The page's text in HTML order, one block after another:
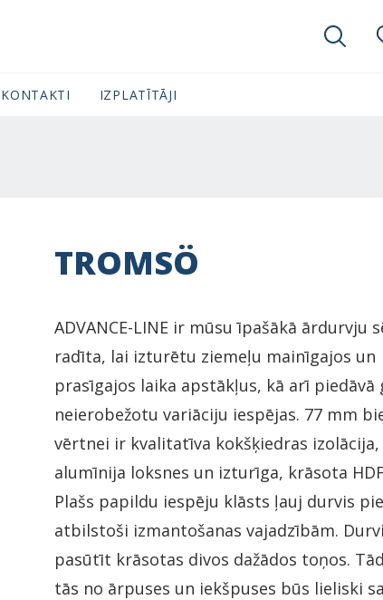
KONTAKTI IZPLATĪTĀJI
TROMSÖ
ADVANCE-LINE ir mūsu īpašākā ārdurvju
radīta, lai izturētu ziemeļu mainīgajos un
prasīgajos laika apstākļus, kā arī piedāvā
neierobežotu variāciju iespējas. 77 mm
vērtnei ir kvalitatīva kokšķiedras izolācija,
alumīnija loksnes un izturīga, krāsota
Plašs papildu iespēju klāsts ļauj durvis
atbilstoši izmantošanas vajadzībām.
pasūtīt krāsotas divos dažādos toņos.
tās no ārpuses un iekšpuses būs lieliski